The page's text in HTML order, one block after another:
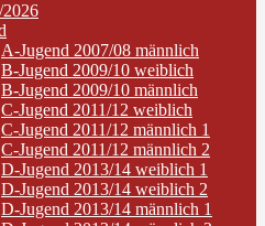
2026
A-Jugend 2007/08 männlich
B-Jugend 2009/10 weiblich
B-Jugend 2009/10 männlich
C-Jugend 2011/12 weiblich
C-Jugend 2011/12 männlich 1
C-Jugend 2011/12 männlich 2
D-Jugend 2013/14 weiblich 1
D-Jugend 2013/14 weiblich 2
D-Jugend 2013/14 männlich 1